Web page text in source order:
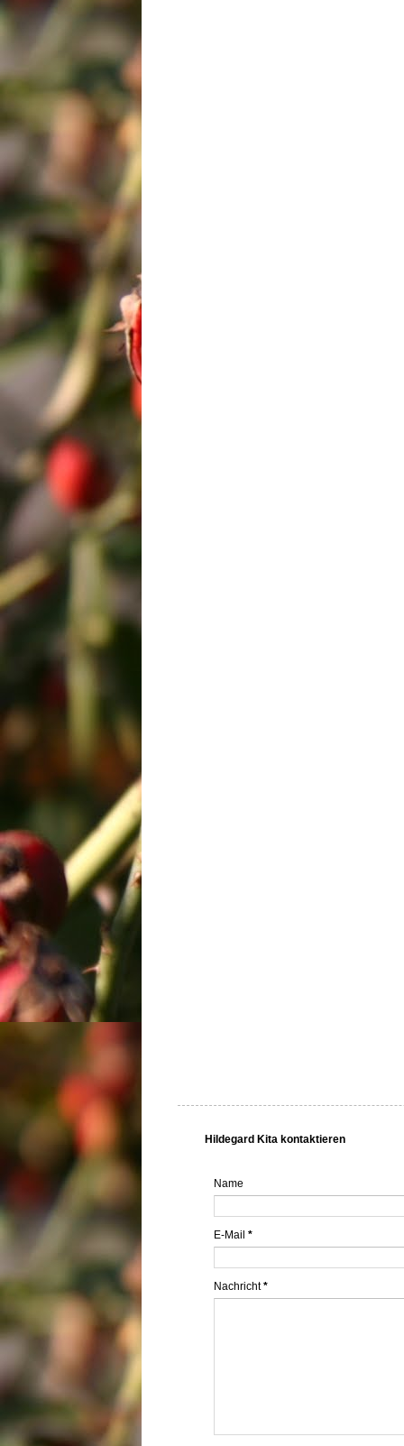
Hildegard Kita kontaktieren
Name
E-Mail *
Nachricht*